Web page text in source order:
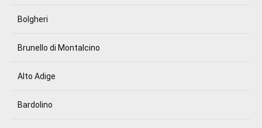
Bolgheri
Brunello di Montalcino
Alto Adige
Bardolino